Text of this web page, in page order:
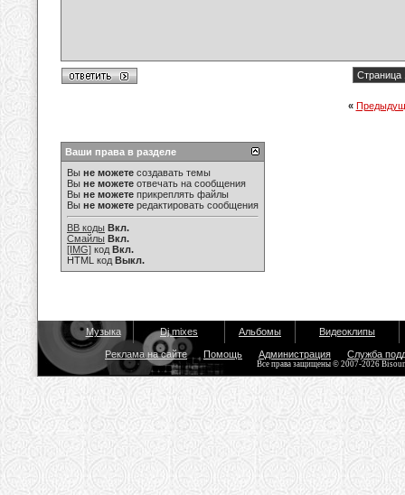
Страница
«
Ваши права в разделе
Вы не можете создавать темы
Вы не можете отвечать на сообщения
Вы не можете прикреплять файлы
Вы не можете редактировать сообщения
BB коды Вкл.
Смайлы Вкл.
[IMG] код Вкл.
HTML код Выкл.
Музыка Dj mixes Альбомы Видеоклипы
Реклама на сайте Помощь Администрация Служба
Все права защищены © 2007-2026